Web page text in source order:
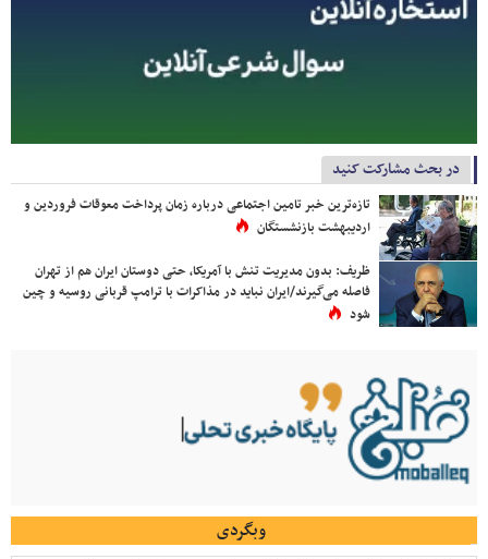
در بحث مشارکت کنید
تازه‌ترین خبر تامین اجتماعی درباره زمان پرداخت معوقات فروردین و
اردیبهشت بازنشستگان
ظریف: بدون مدیریت تنش با آمریکا، حتی دوستان ایران هم از تهران
فاصله می‌گیرند/ایران نباید در مذاکرات با ترامپ قربانی روسیه و چین
شود
وبگردی